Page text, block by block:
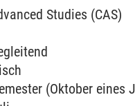
Studies (CAS)
(Oktober eines